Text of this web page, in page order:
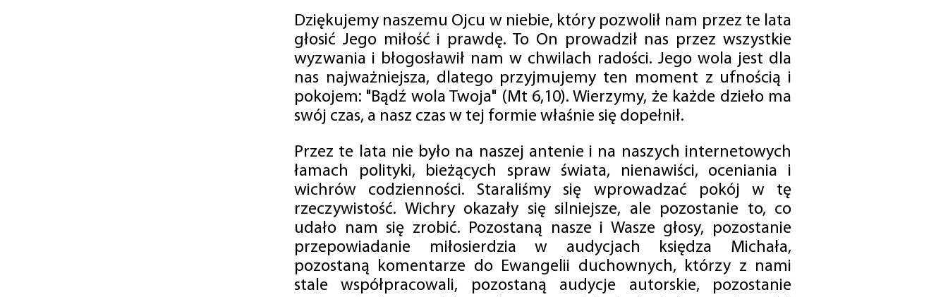
Dziękujemy naszemu Ojcu w niebie, który pozwolił nam przez te lata
głosić Jego miłość i prawdę. To On prowadził nas przez wszystkie
wyzwania i błogosławił nam w chwilach radości. Jego wola jest dla
nas najważniejsza, dlatego przyjmujemy ten moment z ufnością i
pokojem: "Bądź wola Twoja" (Mt 6,10). Wierzymy, że każde dzieło ma
swój czas, a nasz czas w tej formie właśnie się dopełnił.
Przez te lata nie było na naszej antenie i na naszych internetowych
łamach polityki, bieżących spraw świata, nienawiści, oceniania i
wichrów codzienności. Staraliśmy się wprowadzać pokój w tę
rzeczywistość. Wichry okazały się silniejsze, ale pozostanie to, co
udało nam się zrobić. Pozostaną nasze i Wasze głosy, pozostanie
przepowiadanie miłosierdzia w audycjach księdza Michała,
pozostaną komentarze do Ewangelii duchownych, którzy z nami
stale współpracowali, pozostaną audycje autorskie, pozostanie